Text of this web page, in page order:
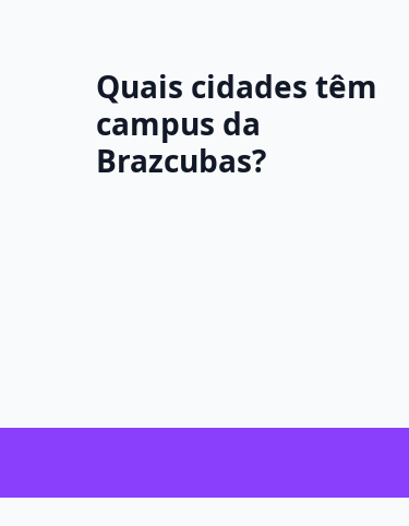
Quais cidades têm
campus da
Brazcubas?